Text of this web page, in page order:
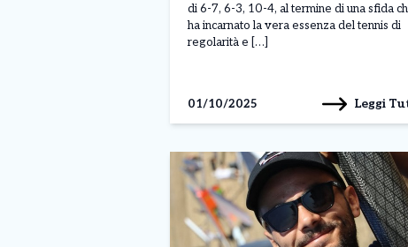
di 6-7, 6-3, 10-4, al termine di una sfida
ha incarnato la vera essenza del tennis di
regolarità e […]
01/10/2025 Leggi